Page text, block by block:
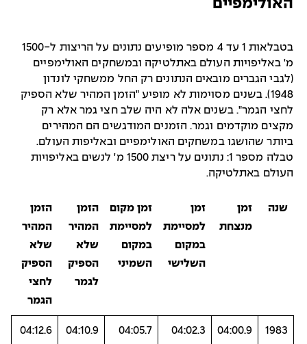
האולימפיים
בטבלאות 1 עד 4 מספר מופיעים נתונים על הריצות ל-1500
מ' באליפויות העולם באתלטיקה ובמשחקים האולימפיים
(לגבי הגברים מובאים הנתונים רק החל ממשחקי לונדון
1948). בשנים מסוימות לא מופיע "הזמן המהיר שלא הספיק
לחצי הגמר". בשנים אלה לא היה שלב חצי גמר אלא רק
מקצים מוקדמים וגמר. הזמנים המודגשים הם המהירים
ביותר שהושגו במשחקים האולימפיים ובאליפות העולם.
טבלה מספר 1: נתונים על ריצת 1500 מ' לנשים באליפויות
העולם באתלטיקה.
שנה
זמן
מנצחת
זמן
למסיימת
במקום
השלישי
זמן מקום
למסיימת
במקום
השמיני
הזמן
המהיר
שלא
הספיק
לגמר
הזמן
המהיר
שלא
הספיק
לחצי
הגמר
1983
04:00.9
04:02.3
04:05.7
04:10.9
04:12.6